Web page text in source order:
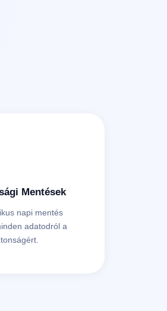
Mentések
napi mentés
adatodról a